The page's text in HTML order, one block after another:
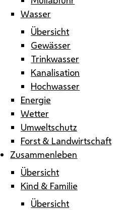
Wasser
Übersicht
Gewässer
Trinkwasser
Kanalisation
Hochwasser
Energie
Wetter
Umweltschutz
Forst & Landwirtschaft
Zusammenleben
Übersicht
Kind & Familie
Übersicht